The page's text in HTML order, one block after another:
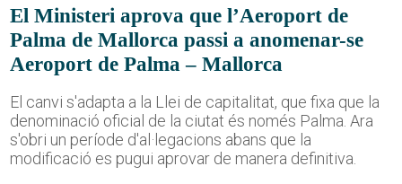
El Ministeri aprova que l’Aeroport de
Palma de Mallorca passi a anomenar-se
Aeroport de Palma – Mallorca
El canvi s'adapta a la Llei de capitalitat, que fixa que la
denominació oficial de la ciutat és només Palma. Ara
s'obri un període d'al·legacions abans que la
modificació es pugui aprovar de manera definitiva.